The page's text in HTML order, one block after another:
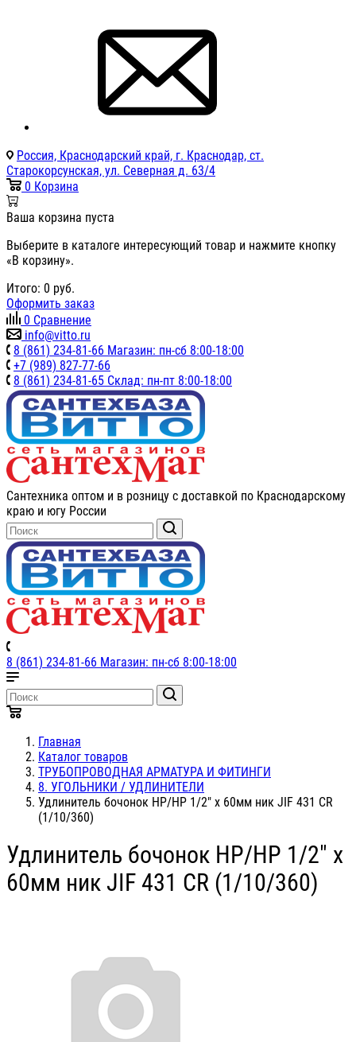
Россия, Краснодарский край, г. Краснодар, ст.
Старокорсунская, ул. Северная д. 63/4
0 Корзина
Ваша корзина пуста
Выберите в каталоге интересующий товар и нажмите кнопку
«В корзину».
Итого: 0 руб.
Оформить заказ
0 Сравнение
info@vitto.ru
8 (861) 234-81-66 Магазин: пн-сб 8:00-18:00
+7 (989) 827-77-66
8 (861) 234-81-65 Склад: пн-пт 8:00-18:00
Сантехника оптом и в розницу с доставкой по Краснодарскому
краю и югу России
8 (861) 234-81-66 Магазин: пн-сб 8:00-18:00
Главная
Каталог товаров
ТРУБОПРОВОДНАЯ АРМАТУРА И ФИТИНГИ
8. УГОЛЬНИКИ / УДЛИНИТЕЛИ
Удлинитель бочонок НР/НР 1/2" х 60мм ник JIF 431 CR
(1/10/360)
Удлинитель бочонок НР/НР 1/2" х
60мм ник JIF 431 CR (1/10/360)